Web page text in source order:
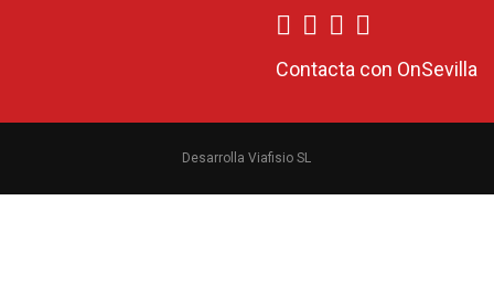
Contacta con OnSevilla
Desarrolla Viafisio SL